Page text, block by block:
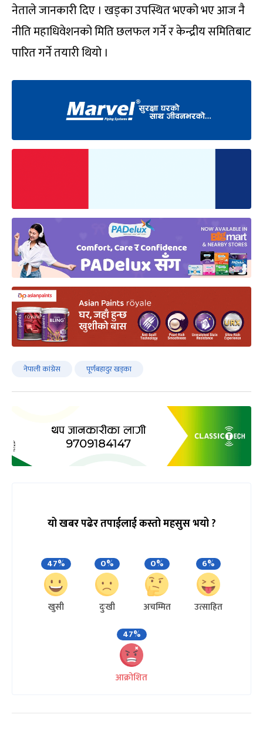
नेताले जानकारी दिए । खड्का उपस्थित भएको भए आज नै
नीति महाधिवेशनको मिति छलफल गर्ने र केन्द्रीय समितिबाट
पारित गर्ने तयारी थियो ।
नेपाली कांग्रेस पूर्णबहादुर खड्का
यो खबर पढेर तपाईलाई कस्तो महसुस भयो ?
47%
खुसी
0%
दुःखी
0%
अचम्मित
6%
उत्साहित
47%
आक्रोशित